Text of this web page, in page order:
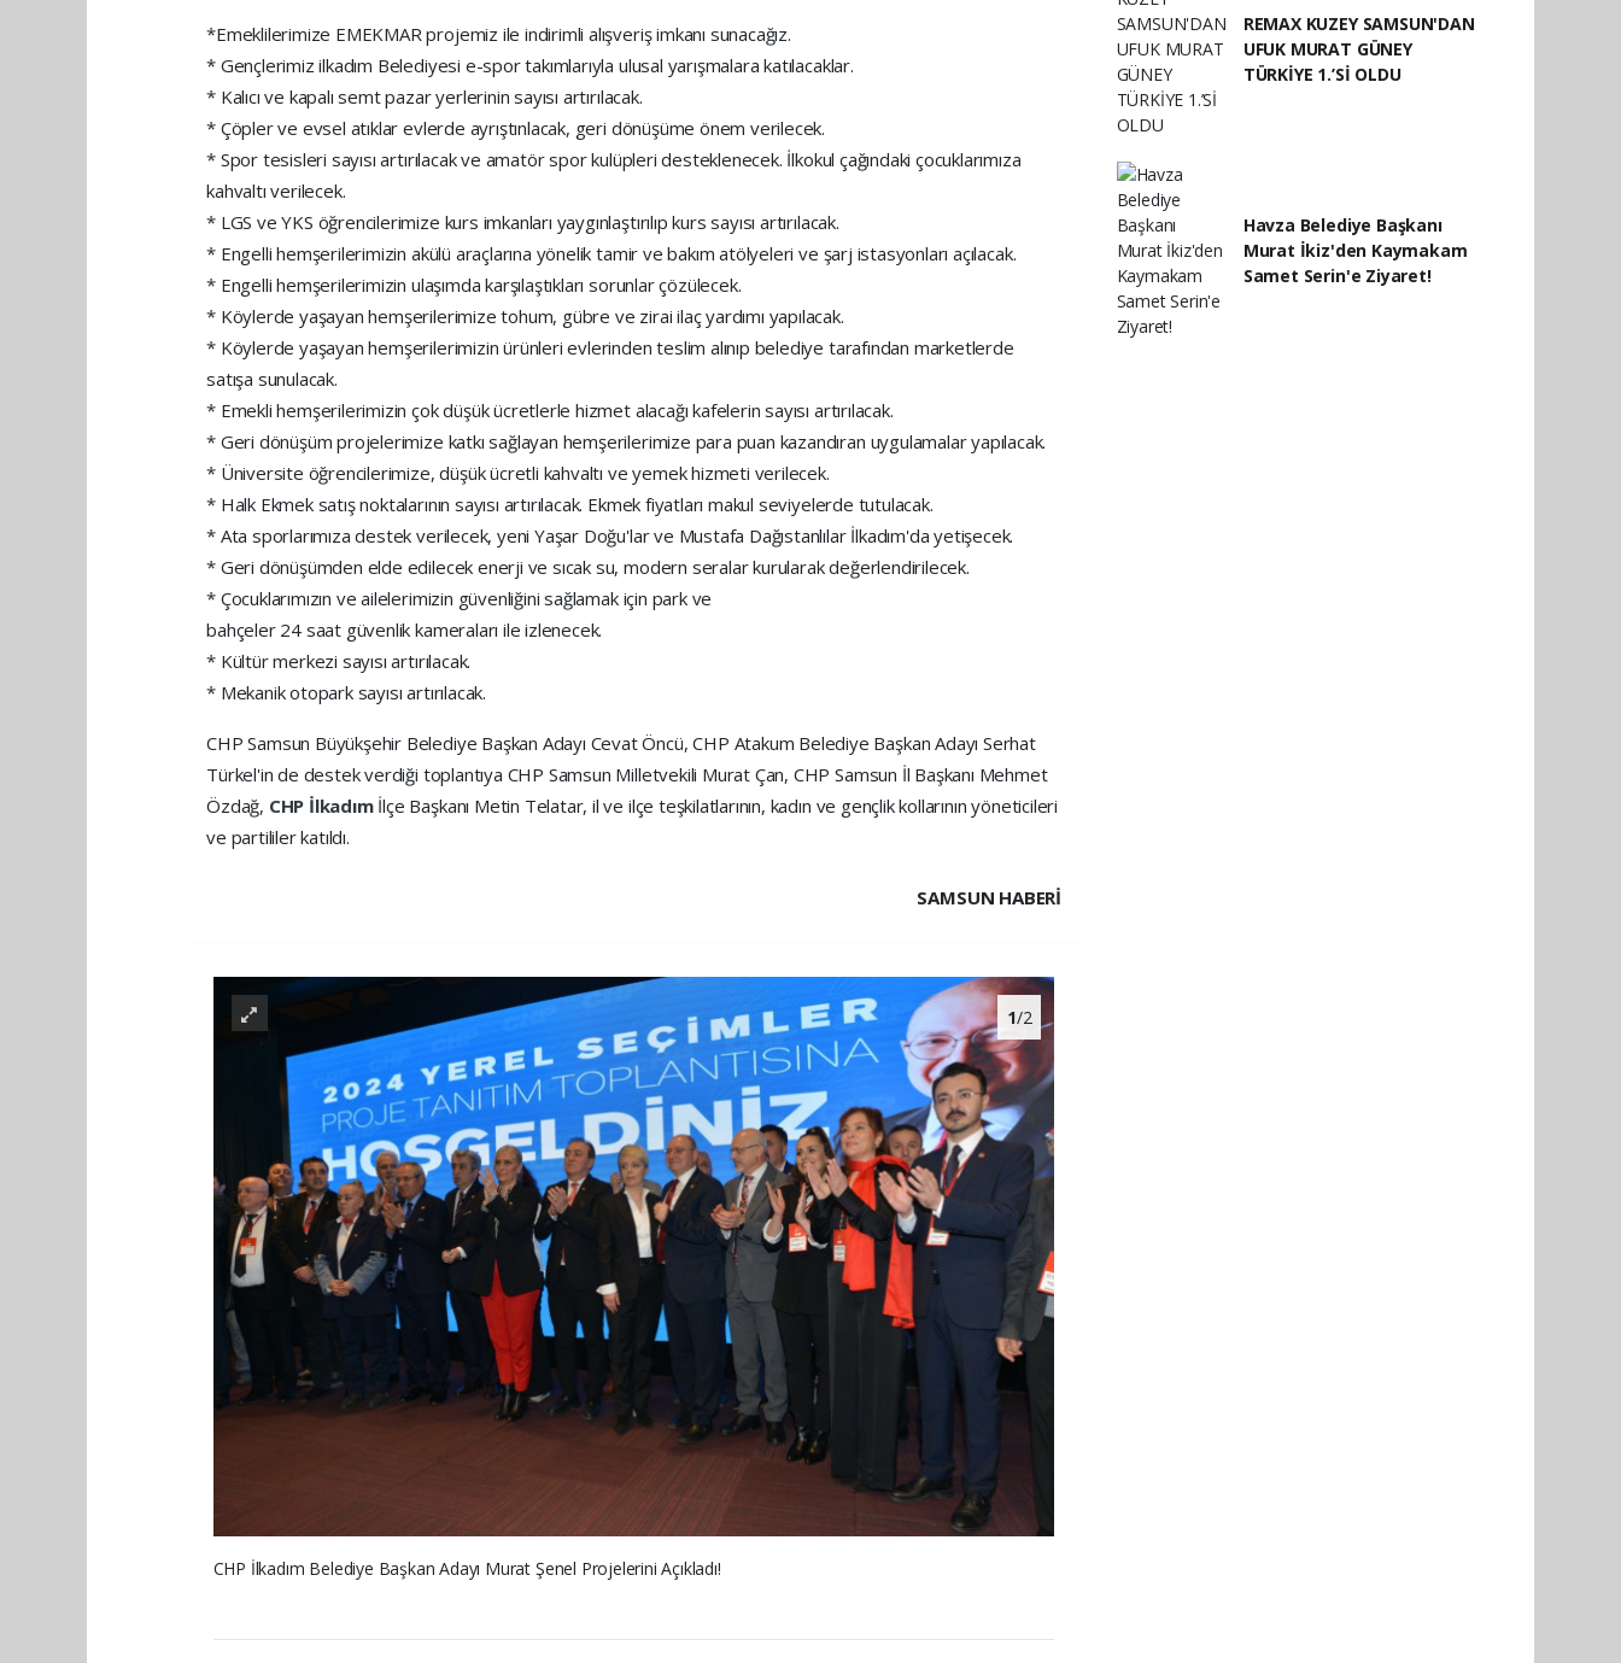
*Emeklilerimize EMEKMAR projemiz ile indirimli alışveriş imkanı sunacağız.
* Gençlerimiz ilkadım Belediyesi e-spor takımlarıyla ulusal yarışmalara katılacaklar.
* Kalıcı ve kapalı semt pazar yerlerinin sayısı artırılacak.
* Çöpler ve evsel atıklar evlerde ayrıştınlacak, geri dönüşüme önem verilecek.
* Spor tesisleri sayısı artırılacak ve amatör spor kulüpleri desteklenecek. İlkokul çağındaki çocuklarımıza
kahvaltı verilecek.
* LGS ve YKS öğrencilerimize kurs imkanları yaygınlaştırılıp kurs sayısı artırılacak.
* Engelli hemşerilerimizin akülü araçlarına yönelik tamir ve bakım atölyeleri ve şarj istasyonları açılacak.
* Engelli hemşerilerimizin ulaşımda karşılaştıkları sorunlar çözülecek.
* Köylerde yaşayan hemşerilerimize tohum, gübre ve zirai ilaç yardımı yapılacak.
* Köylerde yaşayan hemşerilerimizin ürünleri evlerinden teslim alınıp belediye tarafından marketlerde
satışa sunulacak.
* Emekli hemşerilerimizin çok düşük ücretlerle hizmet alacağı kafelerin sayısı artırılacak.
* Geri dönüşüm projelerimize katkı sağlayan hemşerilerimize para puan kazandıran uygulamalar yapılacak.
* Üniversite öğrencilerimize, düşük ücretli kahvaltı ve yemek hizmeti verilecek.
* Halk Ekmek satış noktalarının sayısı artırılacak. Ekmek fiyatları makul seviyelerde tutulacak.
* Ata sporlarımıza destek verilecek, yeni Yaşar Doğu'lar ve Mustafa Dağıstanlılar İlkadım'da yetişecek.
* Geri dönüşümden elde edilecek enerji ve sıcak su, modern seralar kurularak değerlendirilecek.
* Çocuklarımızın ve ailelerimizin güvenliğini sağlamak için park ve
bahçeler 24 saat güvenlik kameraları ile izlenecek.
* Kültür merkezi sayısı artırılacak.
* Mekanik otopark sayısı artırılacak.
CHP Samsun Büyükşehir Belediye Başkan Adayı Cevat Öncü, CHP Atakum Belediye Başkan Adayı Serhat
Türkel'in de destek verdiği toplantıya CHP Samsun Milletvekili Murat Çan, CHP Samsun İl Başkanı Mehmet
Özdağ, CHP İlkadım İlçe Başkanı Metin Telatar, il ve ilçe teşkilatlarının, kadın ve gençlik kollarının yöneticileri
ve partililer katıldı.
SAMSUN HABERİ
1/2
CHP İlkadım Belediye Başkan Adayı Murat Şenel Projelerini Açıkladı!
REMAX KUZEY SAMSUN'DAN
UFUK MURAT GÜNEY
TÜRKİYE 1.’Sİ OLDU
Havza Belediye Başkanı
Murat İkiz'den Kaymakam
Samet Serin'e Ziyaret!